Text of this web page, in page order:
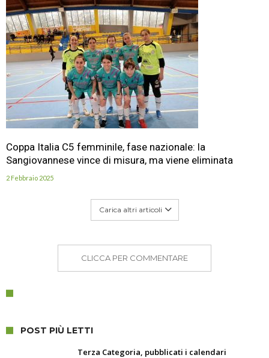
Coppa Italia C5 femminile, fase nazionale: la
Sangiovannese vince di misura, ma viene eliminata
2 Febbraio 2025
Carica altri articoli
CLICCA PER COMMENTARE
POST PIÙ LETTI
Terza Categoria, pubblicati i calendari